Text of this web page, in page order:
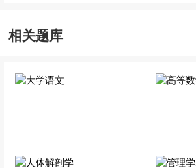
相关题库